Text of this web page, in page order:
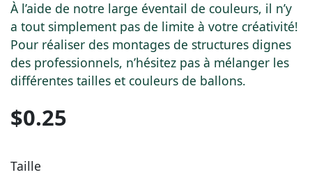
À l’aide de notre large éventail de couleurs, il n’y
a tout simplement pas de limite à votre créativité!
Pour réaliser des montages de structures dignes
des professionnels, n’hésitez pas à mélanger les
différentes tailles et couleurs de ballons.
$0.25
Taille